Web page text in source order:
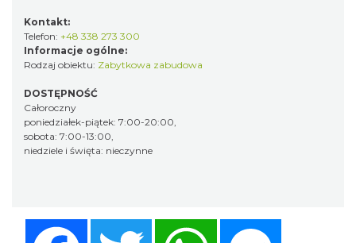
Kontakt:
Telefon: +48 338 273 300
Informacje ogólne:
Rodzaj obiektu: Zabytkowa zabudowa
DOSTĘPNOŚĆ
Całoroczny
poniedziałek-piątek: 7:00-20:00,
sobota: 7:00-13:00,
niedziele i święta: nieczynne
Twitter